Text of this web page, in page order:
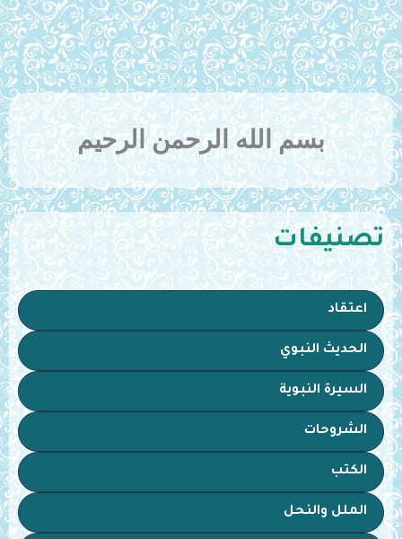
بسم الله الرحمن الرحيم
تصنيفات
اعتقاد
الحديث النبوي
السيرة النبوية
الشروحات
الكتب
الملل والنحل